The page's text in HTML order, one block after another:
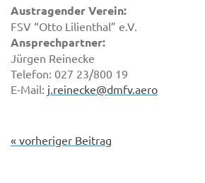
Austragender Verein:
FSV “Otto Lilienthal” e.V.
Ansprechpartner:
Jürgen Reinecke
Telefon: 027 23/800 19
E-Mail: j.reinecke@dmfv.aero
« vorheriger Beitrag